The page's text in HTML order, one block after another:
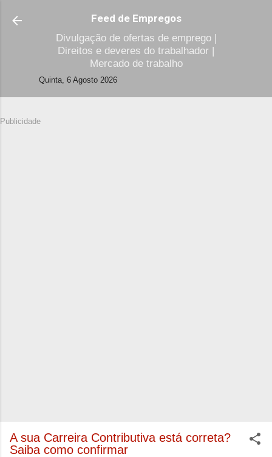
Avançar para o conteúdo principal
Feed de Empregos
Divulgação de ofertas de emprego |
Direitos e deveres do trabalhador |
Mercado de trabalho
Quinta, 6 Agosto 2026
Publicidade
A sua Carreira Contributiva está correta?
Saiba como confirmar